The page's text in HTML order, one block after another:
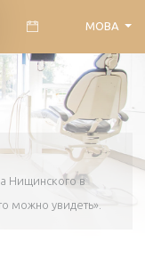
МОВА
Нищинского в
можно увидеть».